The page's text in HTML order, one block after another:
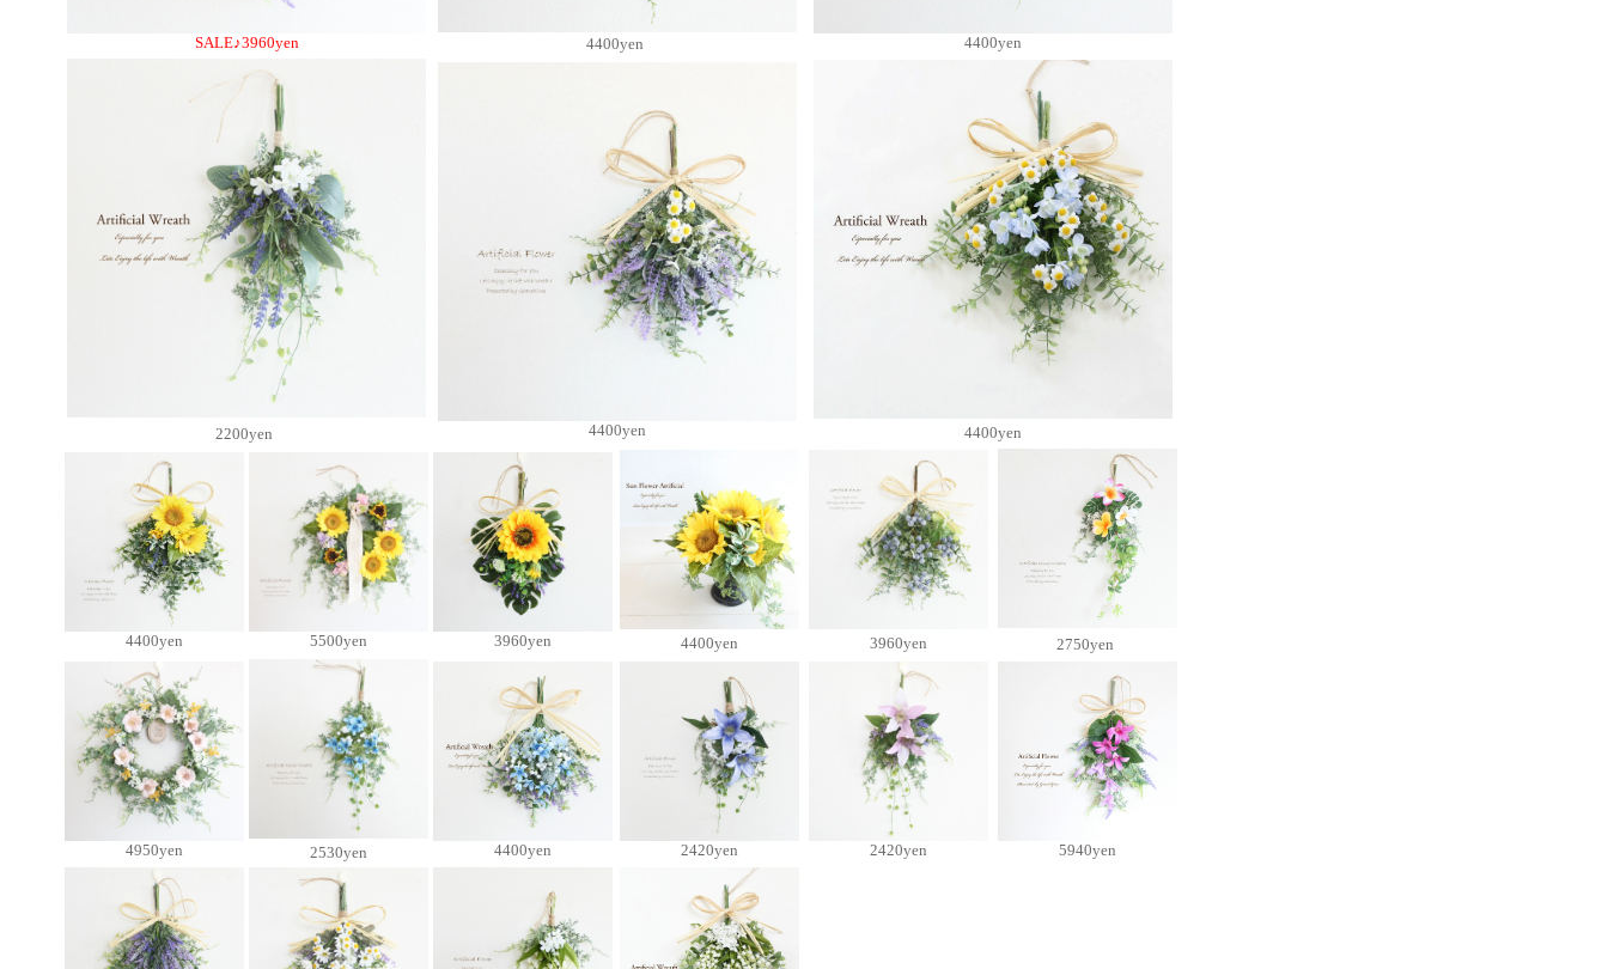
SALE♪3960yen 4400yen 4400yen
2200yen 4400yen 4400yen
4400yen 5500yen 3960yen 4400yen 3960yen 2750yen
4950yen 2530yen 4400yen 2420yen 2420yen 5940yen